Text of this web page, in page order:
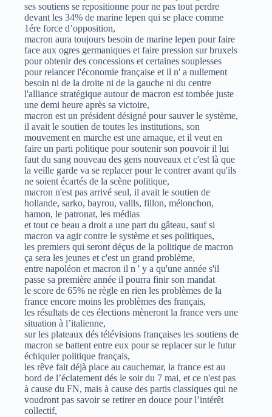
ses soutiens se repositionne pour ne pas tout perdre
devant les 34% de marine lepen qui se place comme
1ére force d’opposition,
macron aura toujours besoin de marine lepen pour faire
face aux ogres germaniques et faire pression sur bruxels
pour obtenir des concessions et certaines souplesses
pour relancer l'économie française et il n' a nullement
besoin ni de la droite ni de la gauche ni du centre
l'alliance stratégique autour de macron est tombée juste
une demi heure après sa victoire,
macron est un président désigné pour sauver le système,
il avait le soutien de toutes les institutions, son
mouvement en marche est une arnaque, et il veut en
faire un parti politique pour soutenir son pouvoir il lui
faut du sang nouveau des gens nouveaux et c'est là que
la veille garde va se replacer pour le contrer avant qu'ils
ne soient écartés de la scène politique,
macron n'est pas arrivé seul, il avait le soutien de
hollande, sarko, bayrou, vallls, fillon, mélonchon,
hamon, le patronat, les médias
et tout ce beau a droit a une part du gâteau, sauf si
macron va agir contre le système et ses politiques,
les premiers qui seront déçus de la politique de macron
ça sera les jeunes et c'est un grand problème,
entre napoléon et macron il n ' y a qu'une année s'il
passe sa première année il pourra finir son mandat
le score de 65% ne règle en rien les problèmes de la
france encore moins les problèmes des français,
les résultats de ces élections mèneront la france vers une
situation à l’italienne,
sur les plateaux dés télévisions françaises les soutiens de
macron se battent entre eux pour se replacer sur le futur
échiquier politique français,
les rêve fait déjà place au cauchemar, la france est au
bord de l’éclatement dés le soir du 7 mai, et ce n'est pas
à cause du FN, mais à cause des partis classiques qui ne
voudront pas savoir se retirer en douce pour l’intérêt
collectif,